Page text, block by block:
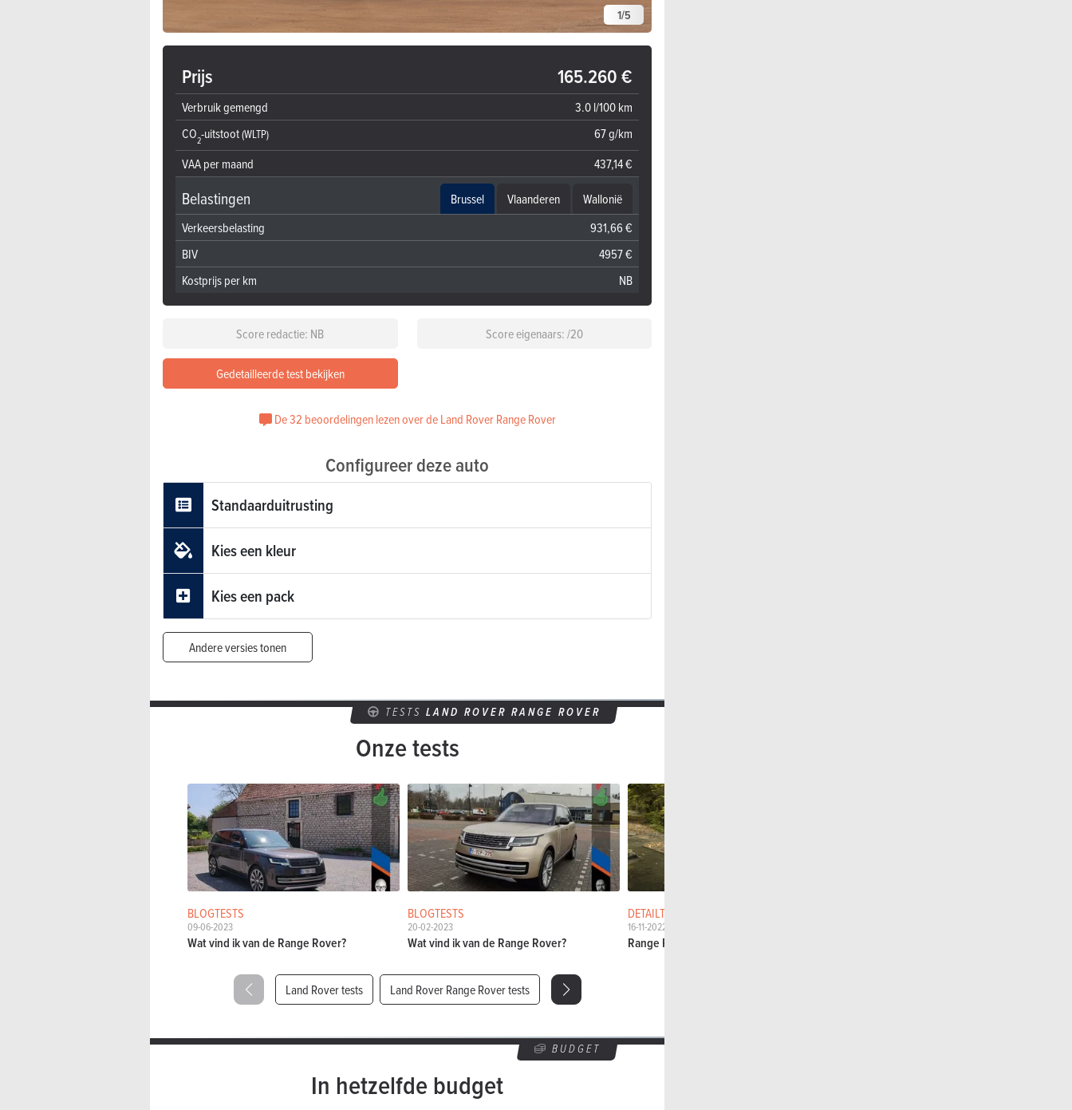
1/5
Prijs 165.260 €
Verbruik gemengd
3.0 l/100 km
CO2-uitstoot(WLTP)
67 g/km
VAA per maand
437,14 €
Belastingen Brussel Vlaanderen
Wallonië
Verkeersbelasting
931,66 €
BIV
4957 €
Kostprijs per km
NB
Score redactie: NB Score eigenaars: /20
Gedetailleerde test bekijken
De 32 beoordelingen lezen over de Land Rover Range Rover
Configureer deze auto
Standaarduitrusting
Kies een kleur
Kies een pack
Andere versies tonen
TESTSLAND ROVER RANGE ROVER
Onze tests
BLOGTESTS
09-06-2023
Wat vind ik van de Range Rover?
BLOGTESTS
20-02-2023
Wat vind ik van de Range Rover?
DETAILTESTS
16-11-2022
Range Rover P510e (2022) - in detail
Land Rover tests Land Rover Range Rover tests
BUDGET
In hetzelfde budget